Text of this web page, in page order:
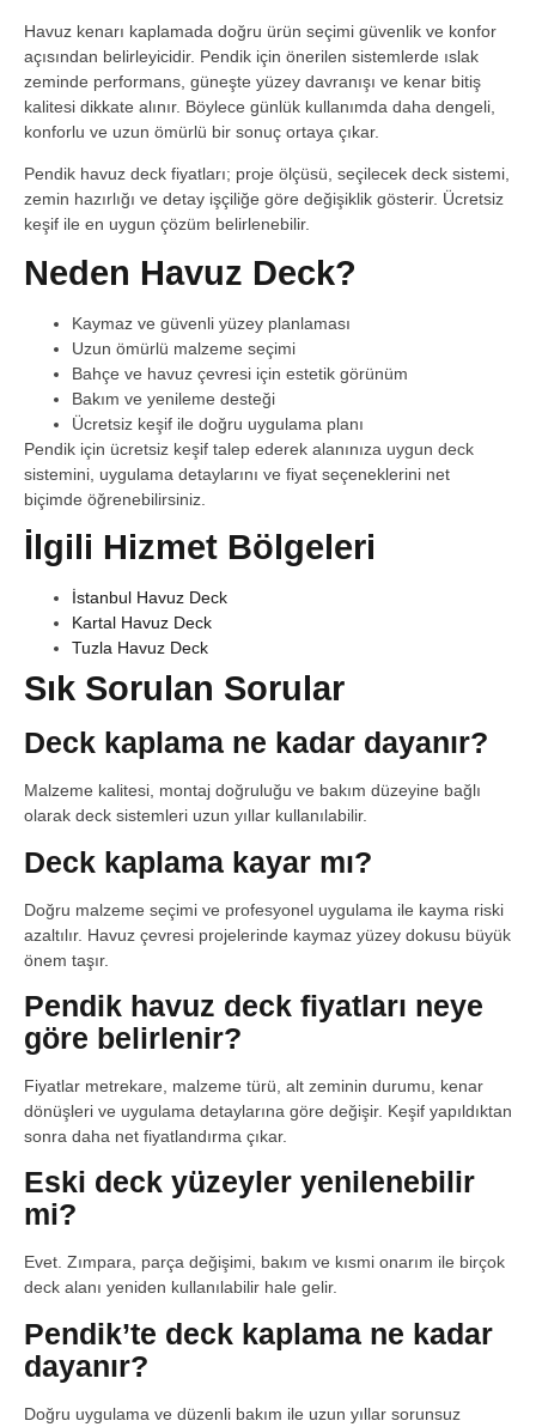
Havuz kenarı kaplamada doğru ürün seçimi güvenlik ve konfor
açısından belirleyicidir. Pendik için önerilen sistemlerde ıslak
zeminde performans, güneşte yüzey davranışı ve kenar bitiş
kalitesi dikkate alınır. Böylece günlük kullanımda daha dengeli,
konforlu ve uzun ömürlü bir sonuç ortaya çıkar.
Pendik havuz deck fiyatları; proje ölçüsü, seçilecek deck sistemi,
zemin hazırlığı ve detay işçiliğe göre değişiklik gösterir. Ücretsiz
keşif ile en uygun çözüm belirlenebilir.
Neden Havuz Deck?
Kaymaz ve güvenli yüzey planlaması
Uzun ömürlü malzeme seçimi
Bahçe ve havuz çevresi için estetik görünüm
Bakım ve yenileme desteği
Ücretsiz keşif ile doğru uygulama planı
Pendik için ücretsiz keşif talep ederek alanınıza uygun deck
sistemini, uygulama detaylarını ve fiyat seçeneklerini net
biçimde öğrenebilirsiniz.
İlgili Hizmet Bölgeleri
İstanbul Havuz Deck
Kartal Havuz Deck
Tuzla Havuz Deck
Sık Sorulan Sorular
Deck kaplama ne kadar dayanır?
Malzeme kalitesi, montaj doğruluğu ve bakım düzeyine bağlı
olarak deck sistemleri uzun yıllar kullanılabilir.
Deck kaplama kayar mı?
Doğru malzeme seçimi ve profesyonel uygulama ile kayma riski
azaltılır. Havuz çevresi projelerinde kaymaz yüzey dokusu büyük
önem taşır.
Pendik havuz deck fiyatları neye
göre belirlenir?
Fiyatlar metrekare, malzeme türü, alt zeminin durumu, kenar
dönüşleri ve uygulama detaylarına göre değişir. Keşif yapıldıktan
sonra daha net fiyatlandırma çıkar.
Eski deck yüzeyler yenilenebilir
mi?
Evet. Zımpara, parça değişimi, bakım ve kısmi onarım ile birçok
deck alanı yeniden kullanılabilir hale gelir.
Pendik’te deck kaplama ne kadar
dayanır?
Doğru uygulama ve düzenli bakım ile uzun yıllar sorunsuz